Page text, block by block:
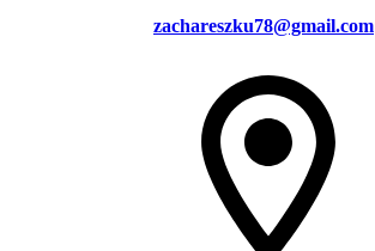
zachareszku78@gmail.com